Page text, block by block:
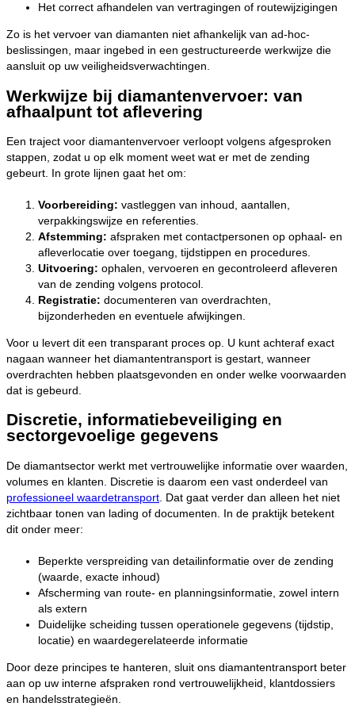
Het correct afhandelen van vertragingen of routewijzigingen
Zo is het vervoer van diamanten niet afhankelijk van ad-hoc-
beslissingen, maar ingebed in een gestructureerde werkwijze die
aansluit op uw veiligheidsverwachtingen.
Werkwijze bij diamantenvervoer: van
afhaalpunt tot aflevering
Een traject voor diamantenvervoer verloopt volgens afgesproken
stappen, zodat u op elk moment weet wat er met de zending
gebeurt. In grote lijnen gaat het om:
Voorbereiding: vastleggen van inhoud, aantallen,
verpakkingswijze en referenties.
Afstemming: afspraken met contactpersonen op ophaal- en
afleverlocatie over toegang, tijdstippen en procedures.
Uitvoering: ophalen, vervoeren en gecontroleerd afleveren
van de zending volgens protocol.
Registratie: documenteren van overdrachten,
bijzonderheden en eventuele afwijkingen.
Voor u levert dit een transparant proces op. U kunt achteraf exact
nagaan wanneer het diamantentransport is gestart, wanneer
overdrachten hebben plaatsgevonden en onder welke voorwaarden
dat is gebeurd.
Discretie, informatiebeveiliging en
sectorgevoelige gegevens
De diamantsector werkt met vertrouwelijke informatie over waarden,
volumes en klanten. Discretie is daarom een vast onderdeel van
professioneel waardetransport . Dat gaat verder dan alleen het niet
zichtbaar tonen van lading of documenten. In de praktijk betekent
dit onder meer:
Beperkte verspreiding van detailinformatie over de zending
(waarde, exacte inhoud)
Afscherming van route- en planningsinformatie, zowel intern
als extern
Duidelijke scheiding tussen operationele gegevens (tijdstip,
locatie) en waardegerelateerde informatie
Door deze principes te hanteren, sluit ons diamantentransport beter
aan op uw interne afspraken rond vertrouwelijkheid, klantdossiers
en handelsstrategieën.